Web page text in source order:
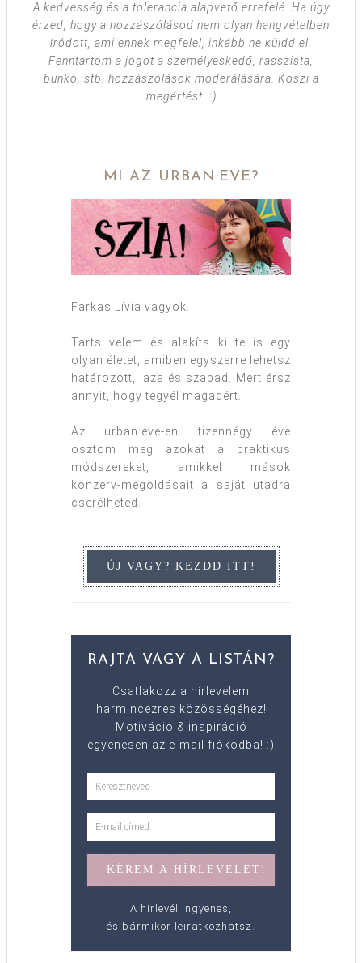
A kedvesség és a tolerancia alapvető errefelé. Ha úgy
érzed, hogy a hozzászólásod nem olyan hangvételben
íródott, ami ennek megfelel, inkább ne küldd el.
Fenntartom a jogot a személyeskedő, rasszista,
bunkó, stb. hozzászólások moderálására. Köszi a
megértést. :)
MI AZ URBAN:EVE?
Farkas Lívia vagyok.
Tarts velem és alakíts ki te is egy
olyan életet, amiben egyszerre lehetsz
határozott, laza és szabad. Mert érsz
annyit, hogy tegyél magadért.
Az urban:eve-en tizennégy éve
osztom meg azokat a praktikus
módszereket, amikkel mások
konzerv-megoldásait a saját utadra
cserélheted.
RAJTA VAGY A LISTÁN?
Csatlakozz a hírlevelem
harmincezres közösségéhez!
Motiváció & inspiráció
egyenesen az e-mail fiókodba! :)
A hírlevél ingyenes,
és bármikor leiratkozhatsz.